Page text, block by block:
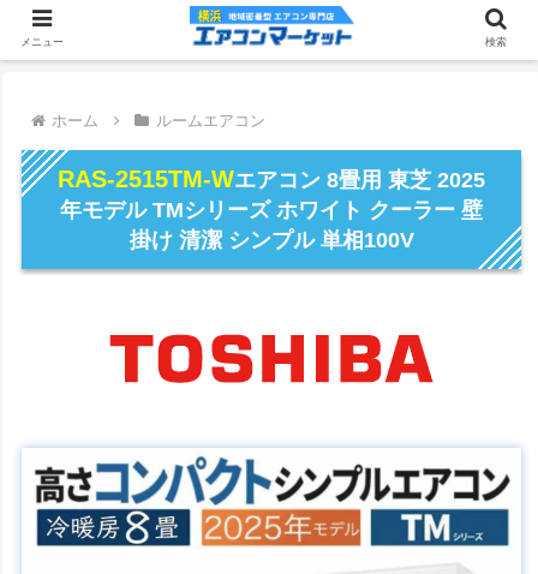
ホーム ルームエアコン
RAS-2515TM-Wエアコン 8畳用 東芝 2025
年モデル TMシリーズ ホワイト クーラー 壁
掛け 清潔 シンプル 単相100V
メニュー 検索